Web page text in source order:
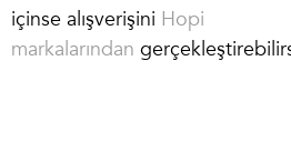
içinse alışverişini Hopi
markalarından